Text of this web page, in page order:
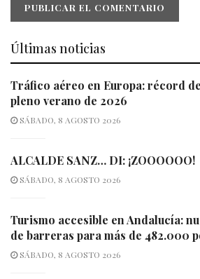
Últimas noticias
Tráfico aéreo en Europa: récord de
pleno verano de 2026
SÁBADO, 8 AGOSTO 2026
ALCALDE SANZ… DI: ¡ZOOOOOO!
SÁBADO, 8 AGOSTO 2026
Turismo accesible en Andalucía:
de barreras para más de 482.000
SÁBADO, 8 AGOSTO 2026